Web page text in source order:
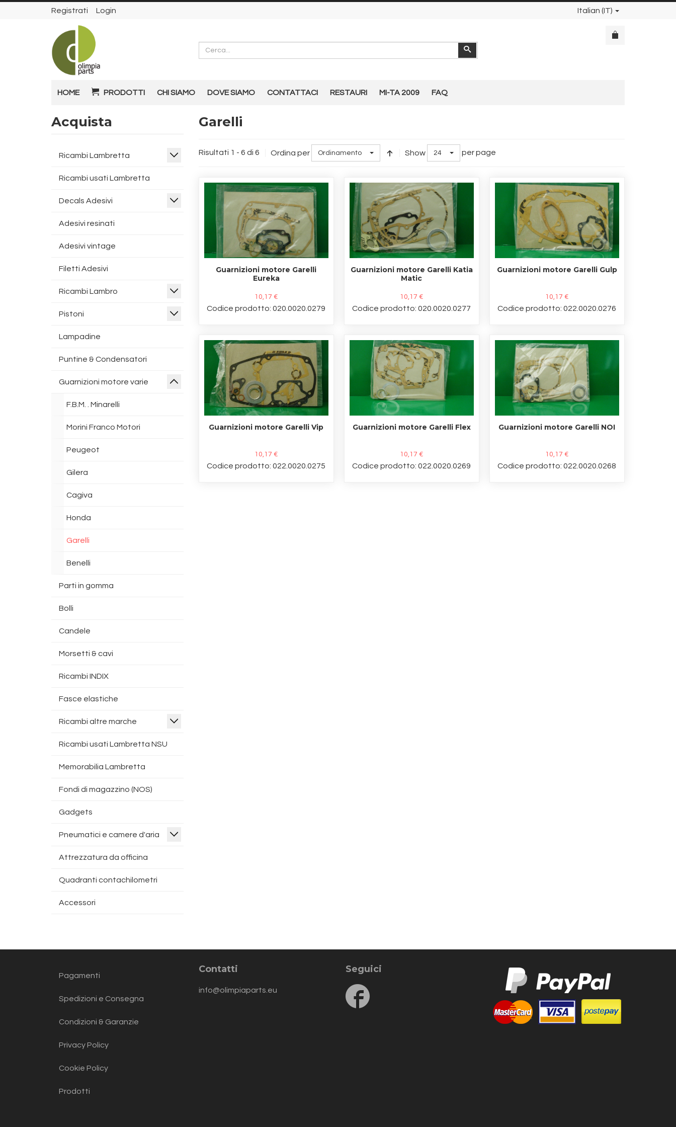
Registrati Login Italian (IT)
Cerca
Cerca
HOME PRODOTTI CHI SIAMO DOVE SIAMO CONTATTACI RESTAURI MI-TA 2009 FAQ
Garelli
Risultati 1 - 6 di 6 Ordina per Ordinamento Show 24 per page
Guarnizioni motore Garelli
Eureka
10,17 €
Codice prodotto: 020.0020.0279
Guarnizioni motore Garelli Katia
Matic
10,17 €
Codice prodotto: 020.0020.0277
Guarnizioni motore Garelli Gulp
10,17 €
Codice prodotto: 022.0020.0276
Guarnizioni motore Garelli Vip
10,17 €
Codice prodotto: 022.0020.0275
Guarnizioni motore Garelli Flex
10,17 €
Codice prodotto: 022.0020.0269
Guarnizioni motore Garelli NOI
10,17 €
Codice prodotto: 022.0020.0268
Acquista
Ricambi Lambretta
Ricambi usati Lambretta
Decals Adesivi
Adesivi resinati
Adesivi vintage
Filetti Adesivi
Ricambi Lambro
Pistoni
Lampadine
Puntine & Condensatori
Guarnizioni motore varie
F.B.M. . Minarelli
Morini Franco Motori
Peugeot
Gilera
Cagiva
Honda
Garelli
Benelli
Parti in gomma
Bolli
Candele
Morsetti & cavi
Ricambi INDIX
Fasce elastiche
Ricambi altre marche
Ricambi usati Lambretta NSU
Memorabilia Lambretta
Fondi di magazzino (NOS)
Gadgets
Pneumatici e camere d'aria
Attrezzatura da officina
Quadranti contachilometri
Accessori
Pagamenti
Spedizioni e Consegna
Condizioni & Garanzie
Privacy Policy
Cookie Policy
Prodotti
Contatti
info@olimpiaparts.eu
Seguici
us